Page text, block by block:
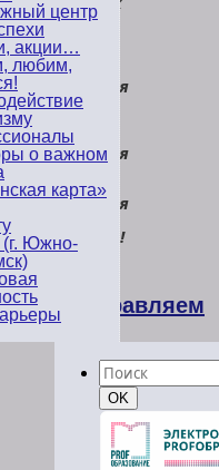
—
С
Днем
Учителя
вас,
Днем
Учителя
вас,С
Днем
Учителя
господа!
Поздравляем
с
Internet!
сентября
профессиональный
центр
акции…
любим,
о важном
карта»
Южно-
Найти:
Поиск
OK